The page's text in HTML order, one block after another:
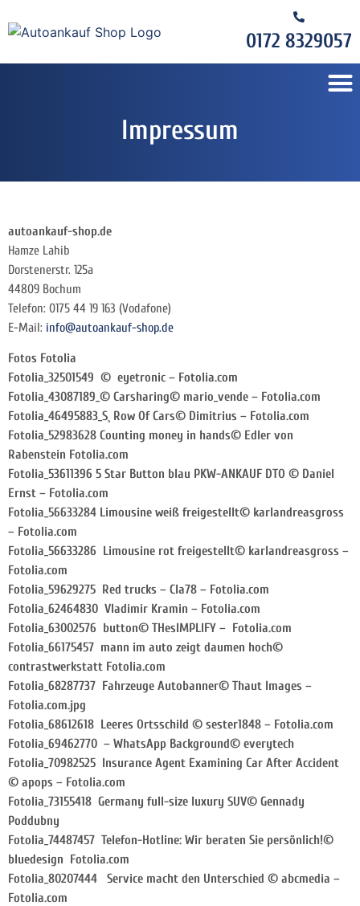
0172 8329057
Impressum
autoankauf-shop.de
Hamze Lahib
Dorstenerstr. 125a
44809 Bochum
Telefon: 0175 44 19 163 (Vodafone)
E-Mail: info@autoankauf-shop.de
Fotos Fotolia
Fotolia_32501549 © eyetronic – Fotolia.com
Fotolia_43087189_© Carsharing© mario_vende – Fotolia.com
Fotolia_46495883_S¸ Row Of Cars© Dimitrius – Fotolia.com
Fotolia_52983628 Counting money in hands© Edler von
Rabenstein Fotolia.com
Fotolia_53611396 5 Star Button blau PKW-ANKAUF DTO © Daniel
Ernst – Fotolia.com
Fotolia_56633284 Limousine weiß freigestellt© karlandreasgross
– Fotolia.com
Fotolia_56633286 Limousine rot freigestellt© karlandreasgross –
Fotolia.com
Fotolia_59629275 Red trucks – Cla78 – Fotolia.com
Fotolia_62464830 Vladimir Kramin – Fotolia.com
Fotolia_63002576 button© THesIMPLIFY – Fotolia.com
Fotolia_66175457 mann im auto zeigt daumen hoch©
contrastwerkstatt Fotolia.com
Fotolia_68287737 Fahrzeuge Autobanner© Thaut Images –
Fotolia.com.jpg
Fotolia_68612618 Leeres Ortsschild © sester1848 – Fotolia.com
Fotolia_69462770 – WhatsApp Background© everytech
Fotolia_70982525 Insurance Agent Examining Car After Accident
© apops – Fotolia.com
Fotolia_73155418 Germany full-size luxury SUV© Gennady
Poddubny
Fotolia_74487457 Telefon-Hotline: Wir beraten Sie persönlich!©
bluedesign Fotolia.com
Fotolia_80207444 Service macht den Unterschied © abcmedia –
Fotolia.com